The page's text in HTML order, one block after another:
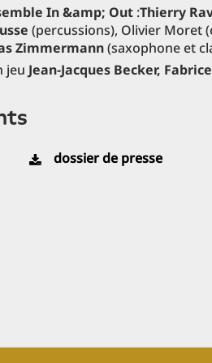
In &amp; Out :Thierry
(percussions), Olivier Moret
Zimmermann(saxophone et
jeu Jean-Jacques Becker,
dossier de presse